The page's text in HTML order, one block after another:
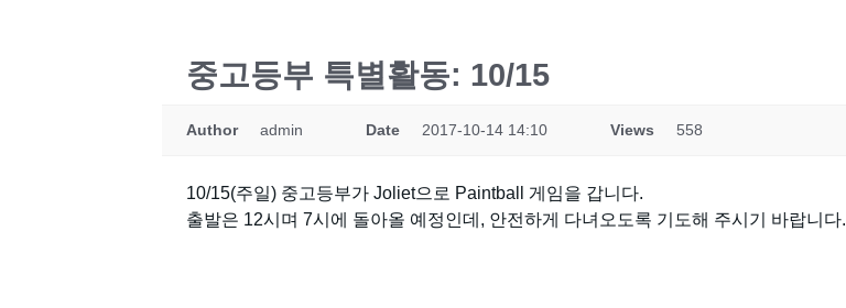
중고등부 특별활동: 10/15
Author admin Date 2017-10-14 14:10 Views 558
10/15(주일) 중고등부가 Joliet으로 Paintball 게임을 갑니다.
출발은 12시며 7시에 돌아올 예정인데, 안전하게 다녀오도록 기도해 주시기 바랍니다.